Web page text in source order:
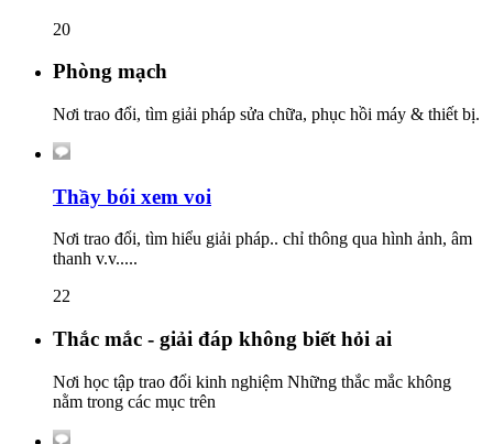
20
Phòng mạch
Nơi trao đổi, tìm giải pháp sửa chữa, phục hồi máy & thiết bị.
Thầy bói xem voi
Nơi trao đổi, tìm hiểu giải pháp.. chỉ thông qua hình ảnh, âm
thanh v.v.....
22
Thắc mắc - giải đáp không biết hỏi ai
Nơi học tập trao đổi kinh nghiệm Những thắc mắc không
nằm trong các mục trên